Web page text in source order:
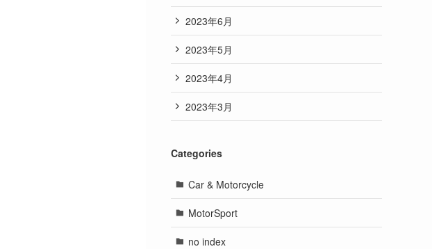
2023年6月
2023年5月
2023年4月
2023年3月
Categories
Car & Motorcycle
MotorSport
no index